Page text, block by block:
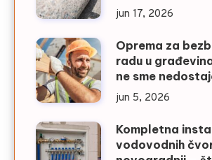
jun 17, 2026
Oprema za
radu u
ne sme
jun 5, 2026
Kompletna
vodovodnih